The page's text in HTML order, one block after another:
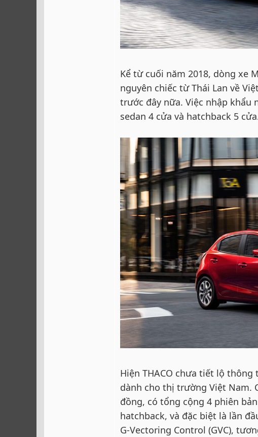
Kể từ cuối năm 2018, dòng xe
nguyên chiếc từ Thái Lan về
trước đây nữa. Việc nhập khẩu
sedan 4 cửa và hatchback 5
Hiện THACO chưa tiết lộ
dành cho thị trường Việt Nam.
đồng, có tổng cộng 4 phiên
hatchback, và đặc biệt là lần
G-Vectoring Control (GVC),